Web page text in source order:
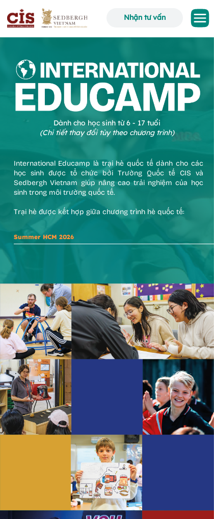
Nhận tư vấn
Dành cho học sinh từ 6 - 17 tuổi
(Chi tiết thay đổi tùy theo chương trình)
International Educamp là trại hè quốc tế dành cho các
học sinh được tổ chức bởi Trường Quốc tế CIS và
Sedbergh Vietnam giúp nâng cao trải nghiệm của học
sinh trong môi trường quốc tế.
Trại hè được kết hợp giữa chương trình hè quốc tế:
Summer HCM 2026